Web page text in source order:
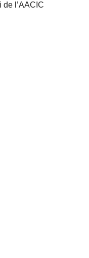
de l’AACIC